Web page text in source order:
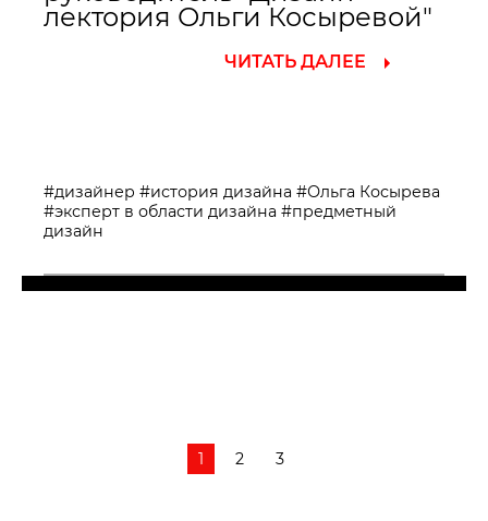
лектория Ольги Косыревой"
ЧИТАТЬ ДАЛЕЕ
#дизайнер #история дизайна #Ольга Косырева
#эксперт в области дизайна #предметный
дизайн
1 2 3